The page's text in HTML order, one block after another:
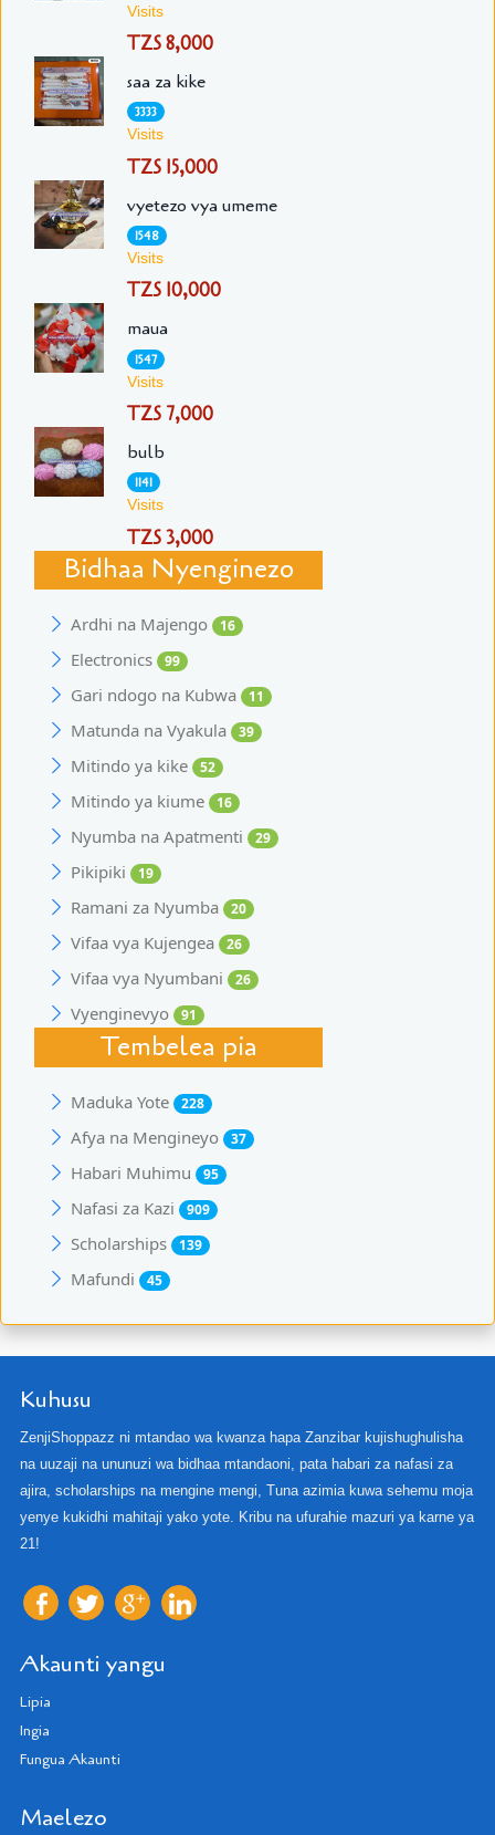
Visits
TZS 8,000
saa za kike
3333
Visits
TZS 15,000
vyetezo vya umeme
1548
Visits
TZS 10,000
maua
1547
Visits
TZS 7,000
bulb
1141
Visits
TZS 3,000
Bidhaa Nyenginezo
Ardhi na Majengo 16
Electronics 99
Gari ndogo na Kubwa 11
Matunda na Vyakula 39
Mitindo ya kike 52
Mitindo ya kiume 16
Nyumba na Apatmenti 29
Pikipiki 19
Ramani za Nyumba 20
Vifaa vya Kujengea 26
Vifaa vya Nyumbani 26
Vyenginevyo 91
Tembelea pia
Maduka Yote 228
Afya na Mengineyo 37
Habari Muhimu 95
Nafasi za Kazi 909
Scholarships 139
Mafundi 45
Kuhusu
ZenjiShoppazz ni mtandao wa kwanza hapa Zanzibar kujishughulisha
na uuzaji na ununuzi wa bidhaa mtandaoni, pata habari za nafasi za
ajira, scholarships na mengine mengi, Tuna azimia kuwa sehemu moja
yenye kukidhi mahitaji yako yote. Kribu na ufurahie mazuri ya karne ya
21!
Akaunti yangu
Lipia
Ingia
Fungua Akaunti
Maelezo